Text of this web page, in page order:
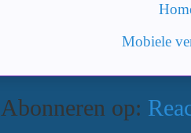
Mobiele
Abonneren op: